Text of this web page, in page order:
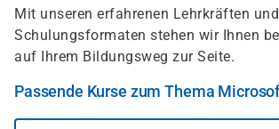
Mit unseren erfahrenen Lehrkräften
Schulungsformaten stehen wir Ihnen
auf Ihrem Bildungsweg zur Seite.
Passende Kurse zum Thema